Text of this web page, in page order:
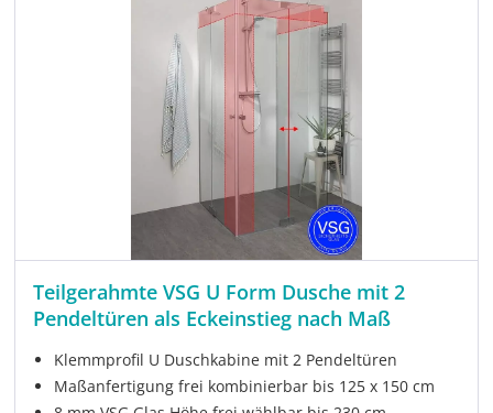
Teilgerahmte VSG U Form Dusche mit 2
Pendeltüren als Eckeinstieg nach Maß
Klemmprofil U Duschkabine mit 2 Pendeltüren
Maßanfertigung frei kombinierbar bis 125 x 150 cm